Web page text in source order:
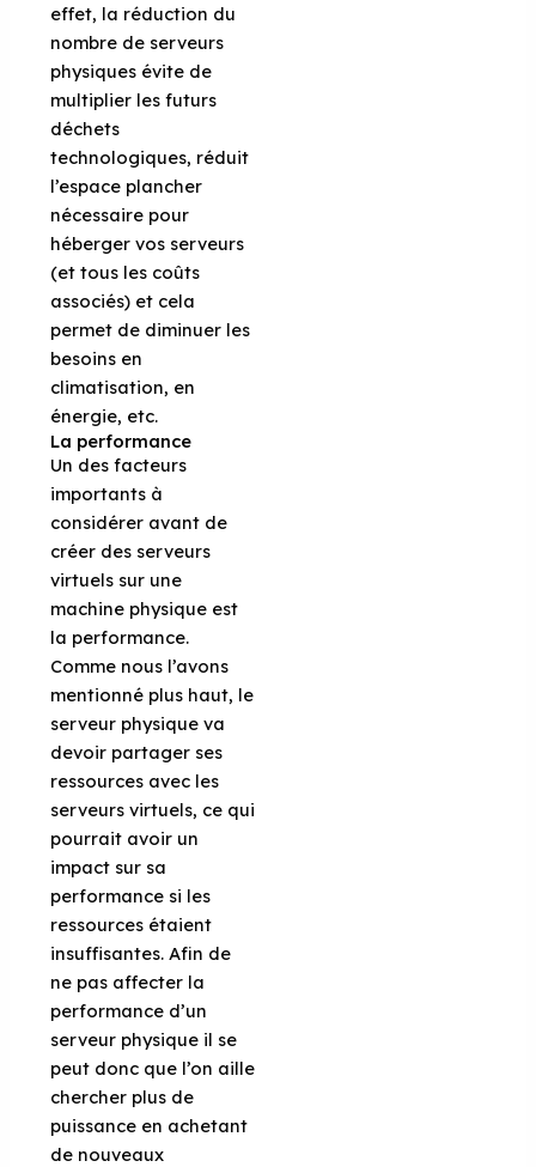
effet, la réduction du
nombre de serveurs
physiques évite de
multiplier les futurs
déchets
technologiques, réduit
l’espace plancher
nécessaire pour
héberger vos serveurs
(et tous les coûts
associés) et cela
permet de diminuer les
besoins en
climatisation, en
énergie, etc.
La performance
Un des facteurs
importants à
considérer avant de
créer des serveurs
virtuels sur une
machine physique est
la performance.
Comme nous l’avons
mentionné plus haut, le
serveur physique va
devoir partager ses
ressources avec les
serveurs virtuels, ce qui
pourrait avoir un
impact sur sa
performance si les
ressources étaient
insuffisantes. Afin de
ne pas affecter la
performance d’un
serveur physique il se
peut donc que l’on aille
chercher plus de
puissance en achetant
de nouveaux